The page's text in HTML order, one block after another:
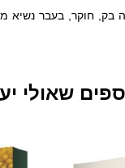
בעבר נשיא
שאולי